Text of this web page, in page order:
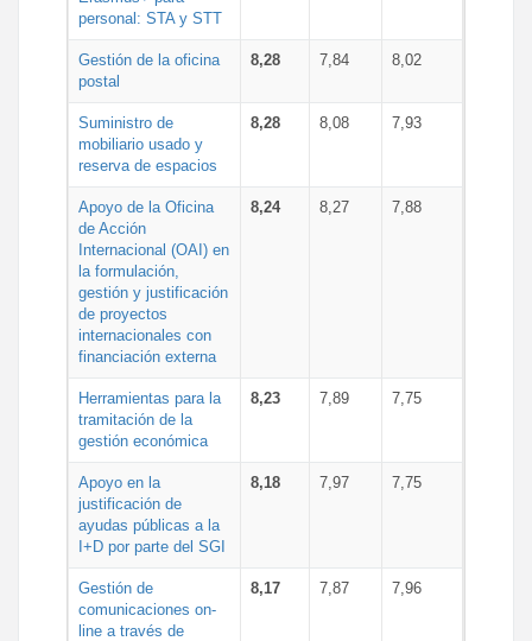
personal: STA y STT
Gestión de la oficina
postal
8,28 7,84 8,02
Suministro de
mobiliario usado y
reserva de espacios
8,28 8,08 7,93
Apoyo de la Oficina
de Acción
Internacional (OAI) en
la formulación,
gestión y justificación
de proyectos
internacionales con
financiación externa
8,24 8,27 7,88
Herramientas para la
tramitación de la
gestión económica
8,23 7,89 7,75
Apoyo en la
justificación de
ayudas públicas a la
I+D por parte del SGI
8,18 7,97 7,75
Gestión de
comunicaciones on-
line a través de
8,17 7,87 7,96